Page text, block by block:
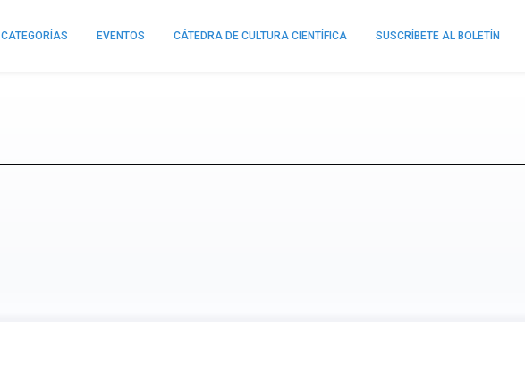
CATEGORÍAS EVENTOS CÁTEDRA DE CULTURA CIENTÍFICA SUSCRÍBETE AL BOLETÍN